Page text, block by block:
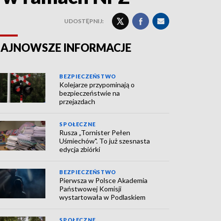
UDOSTĘPNIJ:
INFORMACJE
BEZPIECZEŃSTWO
Kolejarze przypominają o
bezpieczeństwie na
przejazdach
SPOŁECZNE
Rusza „Tornister Pełen
Uśmiechów". To już szesnasta
edycja zbiórki
BEZPIECZEŃSTWO
Pierwsza w Polsce Akademia
Państwowej Komisji
wystartowała w Podlaskiem